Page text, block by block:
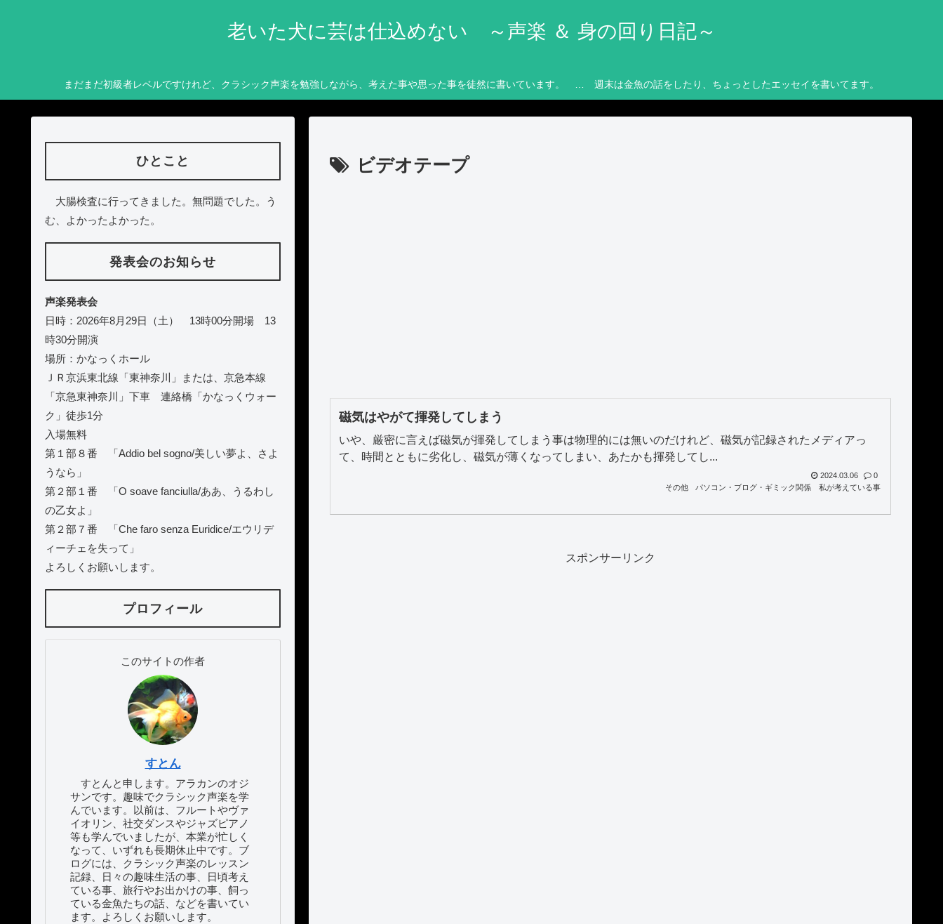
老いた犬に芸は仕込めない ～声楽 ＆ 身の回り日記～
まだまだ初級者レベルですけれど、クラシック声楽を勉強しながら、考えた事や思った事を徒然に書いています。 … 週末は金魚の話をしたり、ちょっとしたエッセイを書いてます。
ビデオテープ
磁気はやがて揮発してしまう
いや、厳密に言えば磁気が揮発してしまう事は物理的には無いのだけれど、磁気が記録されたメディアっ
て、時間とともに劣化し、磁気が薄くなってしまい、あたかも揮発してし...
2024.03.06
0
その他
パソコン・ブログ・ギミック関係 私が考えている事
スポンサーリンク
ひとこと
大腸検査に行ってきました。無問題でした。う
む、よかったよかった。
発表会のお知らせ
声楽発表会
日時：2026年8月29日（土） 13時00分開場 13
時30分開演
場所：かなっくホール
ＪＲ京浜東北線「東神奈川」または、京急本線
「京急東神奈川」下車 連絡橋「かなっくウォー
ク」徒歩1分
入場無料
第１部８番 「Addio bel sogno/美しい夢よ、さよ
うなら」
第２部１番 「O soave fanciulla/ああ、うるわし
の乙女よ」
第２部７番 「Che faro senza Euridice/エウリデ
ィーチェを失って」
よろしくお願いします。
プロフィール
このサイトの作者
すとん
すとんと申します。アラカンのオジ
サンです。趣味でクラシック声楽を学
んでいます。以前は、フルートやヴァ
イオリン、社交ダンスやジャズピアノ
等も学んでいましたが、本業が忙しく
なって、いずれも長期休止中です。ブ
ログには、クラシック声楽のレッスン
記録、日々の趣味生活の事、日頃考え
ている事、旅行やお出かけの事、飼っ
ている金魚たちの話、などを書いてい
ます。よろしくお願いします。